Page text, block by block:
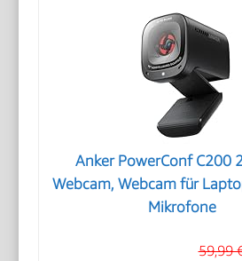
Anker PowerConf C200
Webcam, Webcam für
Mikrofone
59,99